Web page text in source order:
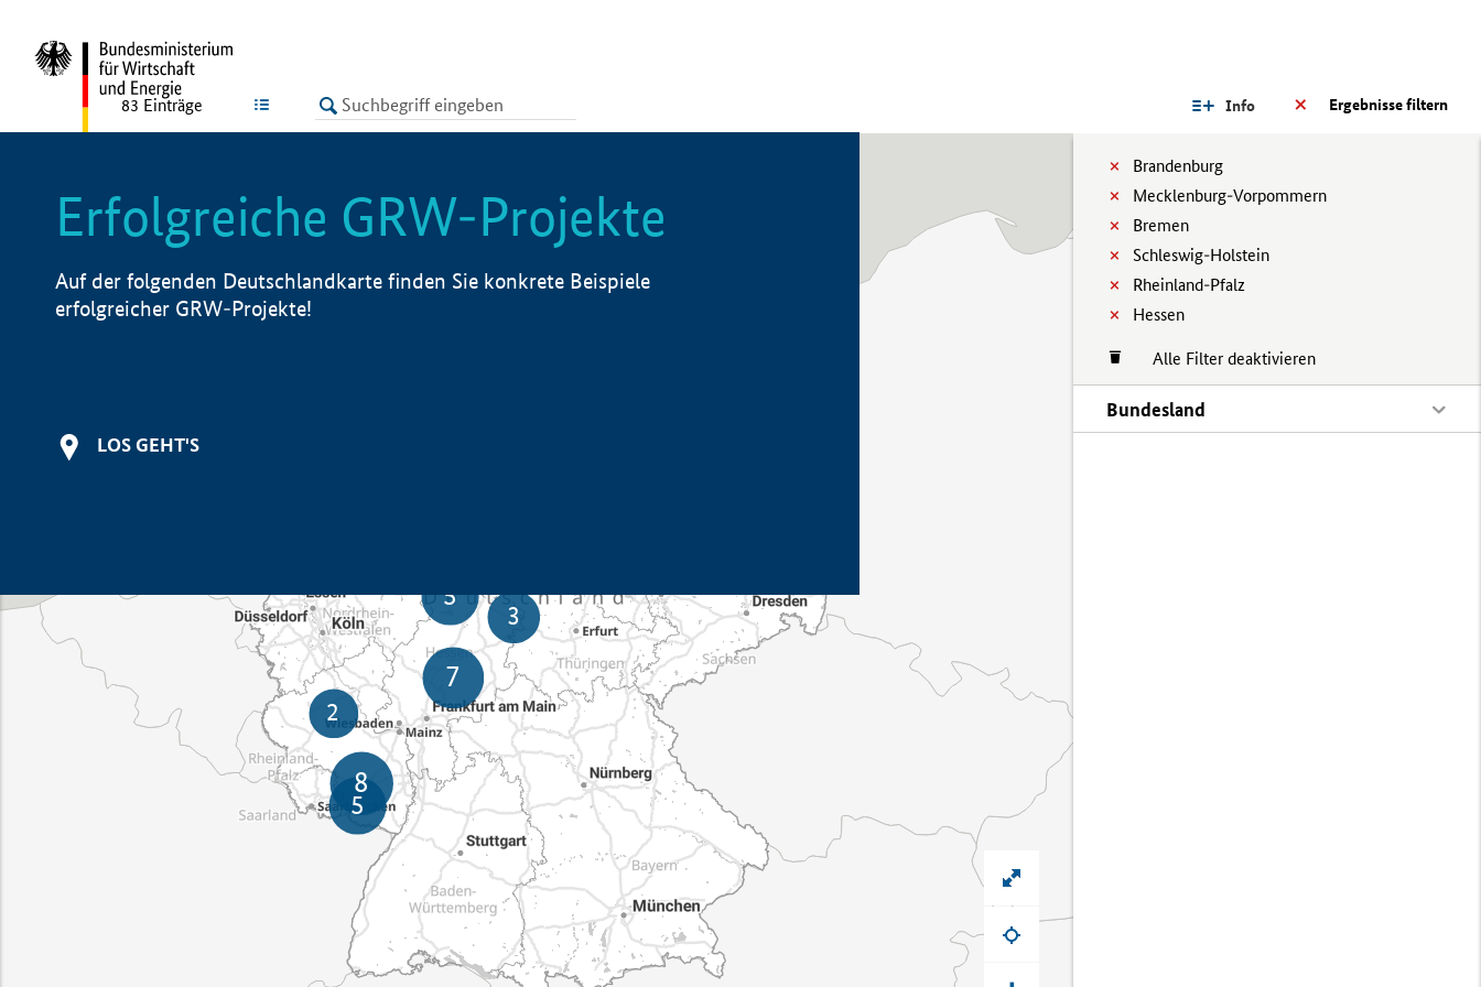
LISTE Ergebnisse filtern
Info
Brandenburg
Mecklenburg-Vorpommern
Bremen
Schleswig-Holstein
Rheinland-Pfalz
Hessen
Alle Filter deaktivieren
Bundesland
83 Einträge
Erfolgreiche GRW-Projekte
Auf der folgenden Deutschlandkarte finden Sie konkrete Beispiele
erfolgreicher GRW-Projekte!
LOS GEHT'S